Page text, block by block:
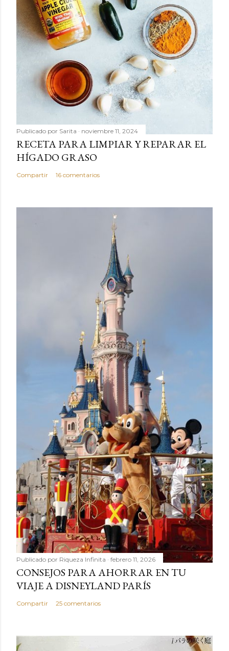
Publicado por Sarita noviembre 11, 2024
RECETA PARA LIMPIAR Y REPARAR EL
HÍGADO GRASO
Compartir 16 comentarios
Publicado por Riqueza Infinita febrero 11, 2026
CONSEJOS PARA AHORRAR EN TU
VIAJE A DISNEYLAND PARÍS
Compartir 25 comentarios